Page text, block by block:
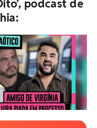
podcast de